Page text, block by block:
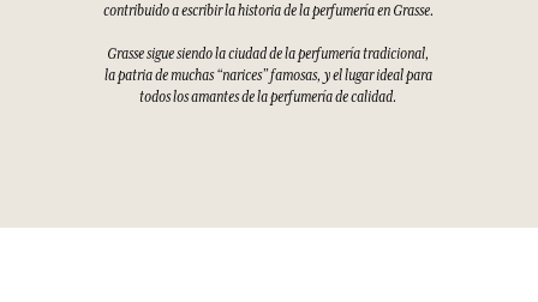
contribuido a escribir la historia de la perfumería en Grasse.
Grasse sigue siendo la ciudad de la perfumería tradicional,
la patria de muchas “narices” famosas, y el lugar ideal para
todos los amantes de la perfumería de calidad.